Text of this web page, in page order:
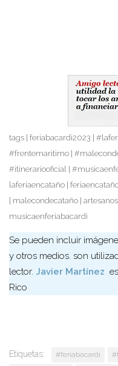
tags | feriabacardi2023 |
#frentemaritimo |
#itinerariooficial |
laferiaencataño |
| malecondecataño |
musicaenferiabacardi
Se pueden incluir
y otros medios. son
lector. Javier Martínez
Rico
Etiquetas: #feriabacardí